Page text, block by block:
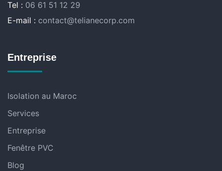
Tel : 06 61 51 12 29
E-mail : contact@telianecorp.com
Entreprise
Isolation au Maroc
Services
Entreprise
Fenêtre PVC
Blog